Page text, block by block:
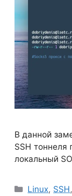
В данной
SSH тоннеля
локальный
Рубрики
Linux, SSH